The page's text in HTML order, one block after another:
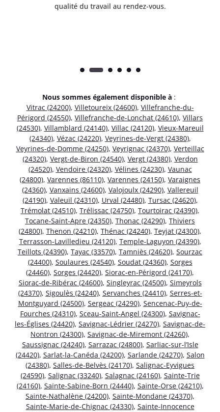
qualité du travail au rendez-vous.
Nous sommes également disponible à :
Vitrac (24200), Villetoureix (24600), Villefranche-du-
Périgord (24550), Villefranche-de-Lonchat (24610), Villars
(24530), Villamblard (24140), Villac (24120), Vieux-Mareuil
(24340), Vézac (24220), Veyrines-de-Vergt (24380),
Veyrines-de-Domme (24250), Veyrignac (24370), Verteillac
(24320), Vergt-de-Biron (24540), Vergt (24380), Verdon
(24520), Vendoire (24320), Vélines (24230), Vaunac
(24800), Varennes (86110), Varennes (24150), Varaignes
(24360), Vanxains (24600), Valojoulx (24290), Vallereuil
(24190), Valeuil (24310), Urval (24480), Tursac (24620),
Trémolat (24510), Trélissac (24750), Tourtoirac (24390),
Tocane-Saint-Apre (24350), Thonac (24290), Thiviers
(24800), Thenon (24210), Thénac (24240), Teyjat (24300),
Terrasson-Lavilledieu (24120), Temple-Laguyon (24390),
Teillots (24390), Tayac (33570), Tamniès (24620), Sourzac
(24400), Soulaures (24540), Soudat (24360), Sorges
(24460), Sorges (24420), Siorac-en-Périgord (24170),
Siorac-de-Ribérac (24600), Singleyrac (24500), Simeyrols
(24370), Sigoulès (24240), Servanches (24410), Serres-et-
Montguyard (24500), Sergeac (24290), Sencenac-Puy-de-
Fourches (24310), Sceau-Saint-Angel (24300), Savignac-
les-Églises (24420), Savignac-Lédrier (24270), Savignac-de-
Nontron (24300), Savignac-de-Miremont (24260),
Saussignac (24240), Sarrazac (24800), Sarliac-sur-l’Isle
(24420), Sarlat-la-Canéda (24200), Sarlande (24270), Salon
(24380), Salles-de-Belvès (24170), Salignac-Eyvigues
(24590), Salignac (33240), Salagnac (24160), Sainte-Trie
(24160), Sainte-Sabine-Born (24440), Sainte-Orse (24210),
Sainte-Nathalène (24200), Sainte-Mondane (24370),
Sainte-Marie-de-Chignac (24330), Sainte-Innocence